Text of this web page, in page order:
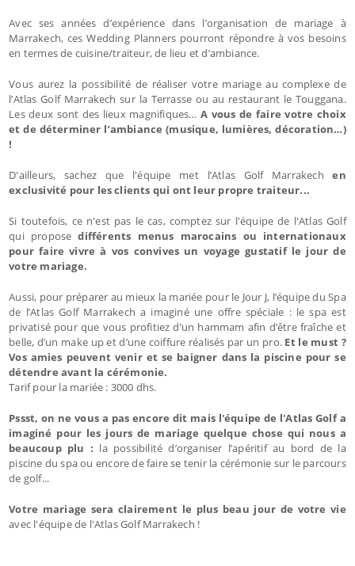
Avec ses années d’expérience dans l’organisation de mariage à
Marrakech, ces Wedding Planners pourront répondre à vos besoins
en termes de cuisine/traiteur, de lieu et d’ambiance.
Vous aurez la possibilité de réaliser votre mariage au complexe de
l’Atlas Golf Marrakech sur la Terrasse ou au restaurant le Touggana.
Les deux sont des lieux magnifiques…A vous de faire votre choix
et de déterminer l’ambiance (musique, lumières, décoration…)
!
D'ailleurs, sachez que l'équipe met l’Atlas Golf Marrakechen
exclusivité pour les clients qui ont leur propre traiteur...
Si toutefois, ce n'est pas le cas, comptez sur l'équipe de l'Atlas Golf
qui proposedifférents menus marocains ou internationaux
pour faire vivre à vos convives un voyage gustatif le jour de
votre mariage.
Aussi, pour préparer au mieux la mariée pour le Jour J, l’équipe du Spa
de l’Atlas Golf Marrakech a imaginé une offre spéciale : le spa est
privatisé pour que vous profitiez d’un hammam afin d’être fraîche et
belle, d’un make up et d’une coiffure réalisés par un pro. Et le must ?
Vos amies peuvent venir et se baigner dans la piscine pour se
détendre avant la cérémonie.
Tarif pour la mariée : 3000 dhs.
Pssst, on ne vous a pas encore dit mais l'équipe de l'Atlas Golf a
imaginé pour les jours de mariage quelque chose qui nous a
beaucoup plu : la possibilité d’organiser l’apéritif au bord de la
piscine du spa ou encore de faire se tenir la cérémonie sur le parcours
de golf...
Votre mariage sera clairement le plus beau jour de votre vie
avec l'équipe de l'Atlas Golf Marrakech !